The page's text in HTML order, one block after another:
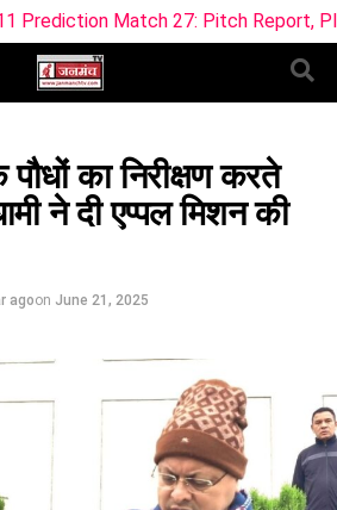
27: Pitch Report, Playing XI &
का निरीक्षण करते
ने दी एप्पल मिशन की
agoon June 21, 2025